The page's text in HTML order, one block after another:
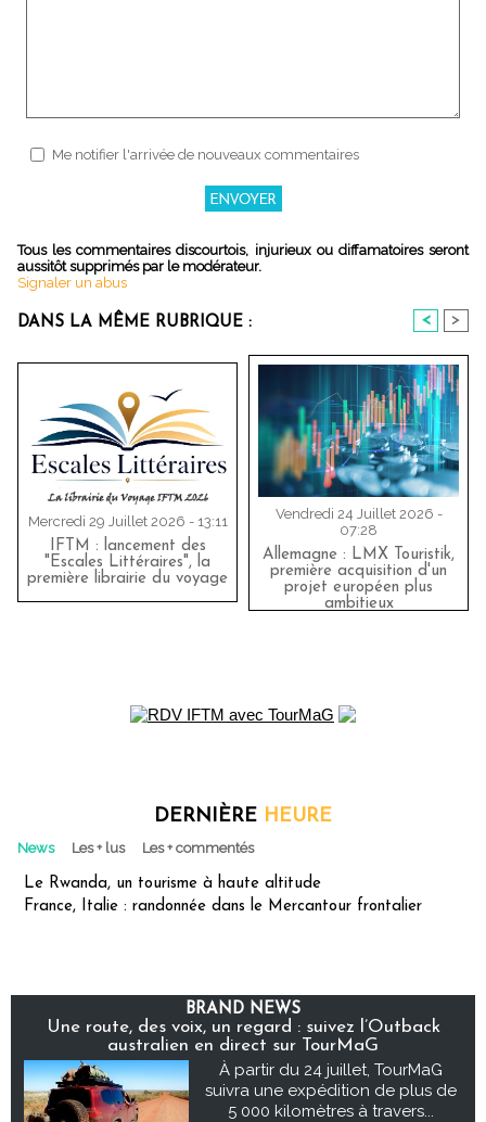
Me notifier l'arrivée de nouveaux commentaires
Tous les commentaires discourtois, injurieux ou diffamatoires seront
aussitôt supprimés par le modérateur.
Signaler un abus
DANS LA MÊME RUBRIQUE : < >
Mercredi 29 Juillet 2026 - 13:11
IFTM : lancement des
"Escales Littéraires", la
première librairie du voyage
Vendredi 24 Juillet 2026 -
07:28
Allemagne : LMX Touristik,
première acquisition d'un
projet européen plus
ambitieux
DERNIÈRE HEURE
News Les + lus Les + commentés
Le Rwanda, un tourisme à haute altitude
France, Italie : randonnée dans le Mercantour frontalier
BRAND NEWS
Une route, des voix, un regard : suivez l’Outback
australien en direct sur TourMaG
À partir du 24 juillet, TourMaG
suivra une expédition de plus de
5 000 kilomètres à travers...